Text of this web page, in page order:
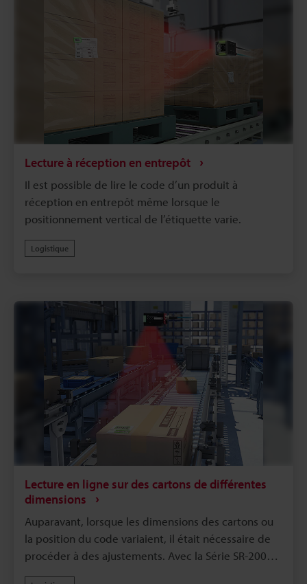
Lecture à réception en entrepôt
Il est possible de lire le code d’un produit à
réception en entrepôt même lorsque le
positionnement vertical de l’étiquette varie.
Logistique
Lecture en ligne sur des cartons de différentes
dimensions
Auparavant, lorsque les dimensions des cartons ou
la position du code variaient, il était nécessaire de
procéder à des ajustements. Avec la Série SR-2000,